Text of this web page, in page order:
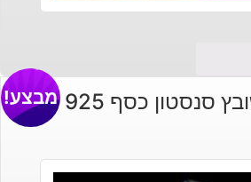
סנסטון כסף 925 מבצע!